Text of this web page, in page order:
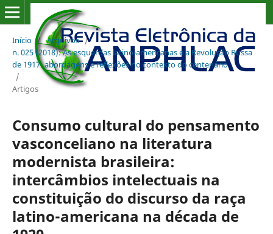
Início / Arquivos /
n. 025 (2018): As esquerdas latino-americanas e a Revolução Russa
de 1917: abordagens e reflexões no contexto do centenário
/
Artigos
Consumo cultural do pensamento
vasconceliano na literatura
modernista brasileira:
intercâmbios intelectuais na
constituição do discurso da raça
latino-americana na década de